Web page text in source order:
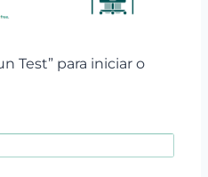
Test” para iniciar o